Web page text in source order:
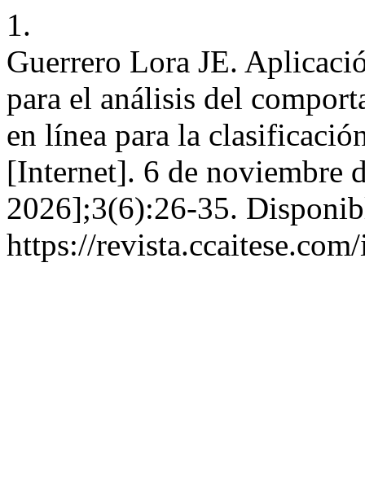
1.
Guerrero Lora JE.
para el análisis del
en línea para la
[Internet]. 6 de noviembre
2026];3(6):26-35.
https://